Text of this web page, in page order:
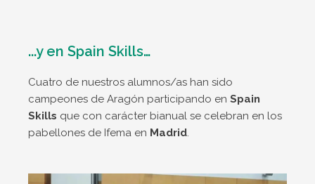
...y en Spain Skills…
Cuatro de nuestros alumnos/as han sido
campeones de Aragón participando en Spain
Skills que con carácter bianual se celebran en los
pabellones de Ifema en Madrid.